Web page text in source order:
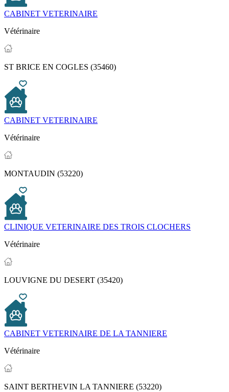
CABINET VETERINAIRE
Vétérinaire
ST BRICE EN COGLES (35460)
CABINET VETERINAIRE
Vétérinaire
MONTAUDIN (53220)
CLINIQUE VETERINAIRE DES TROIS CLOCHERS
Vétérinaire
LOUVIGNE DU DESERT (35420)
CABINET VETERINAIRE DE LA TANNIERE
Vétérinaire
SAINT BERTHEVIN LA TANNIERE (53220)